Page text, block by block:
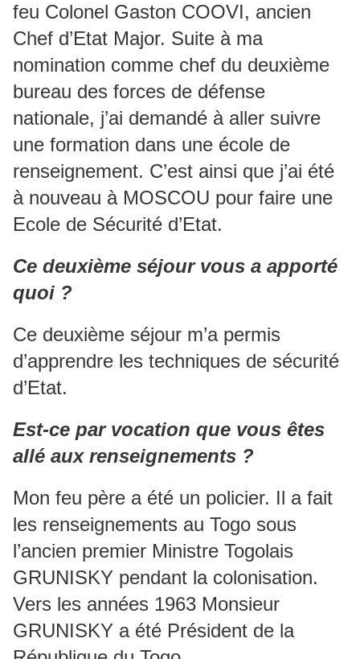
feu Colonel Gaston COOVI, ancien
Chef d’Etat Major. Suite à ma
nomination comme chef du deuxième
bureau des forces de défense
nationale, j’ai demandé à aller suivre
une formation dans une école de
renseignement. C’est ainsi que j’ai été
à nouveau à MOSCOU pour faire une
Ecole de Sécurité d’Etat.
Ce deuxième séjour vous a apporté
quoi ?
Ce deuxième séjour m’a permis
d’apprendre les techniques de sécurité
d’Etat.
Est-ce par vocation que vous êtes
allé aux renseignements ?
Mon feu père a été un policier. Il a fait
les renseignements au Togo sous
l’ancien premier Ministre Togolais
GRUNISKY pendant la colonisation.
Vers les années 1963 Monsieur
GRUNISKY a été Président de la